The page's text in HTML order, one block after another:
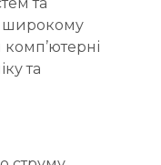
та
широкому
та